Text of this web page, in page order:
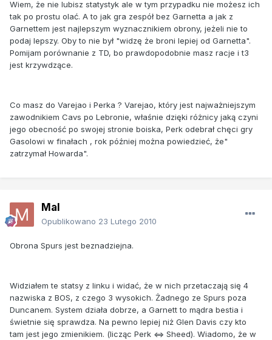
Wiem, że nie lubisz statystyk ale w tym przypadku nie możesz ich
tak po prostu olać. A to jak gra zespół bez Garnetta a jak z
Garnettem jest najlepszym wyznacznikiem obrony, jeżeli nie to
podaj lepszy. Oby to nie był "widzę że broni lepiej od Garnetta".
Pomijam porównanie z TD, bo prawdopodobnie masz racje i t3
jest krzywdzące.
Co masz do Varejao i Perka ? Varejao, który jest najważniejszym
zawodnikiem Cavs po Lebronie, właśnie dzięki różnicy jaką czyni
jego obecność po swojej stronie boiska, Perk odebrał chęci gry
Gasolowi w finałach , rok później można powiedzieć, że"
zatrzymał Howarda".
Mal
Opublikowano 23 Lutego 2010
Obrona Spurs jest beznadziejna.
Widziałem te statsy z linku i widać, że w nich przetaczają się 4
nazwiska z BOS, z czego 3 wysokich. Żadnego ze Spurs poza
Duncanem. System działa dobrze, a Garnett to mądra bestia i
świetnie się sprawdza. Na pewno lepiej niż Glen Davis czy kto
tam jest jego zmienikiem. (licząc Perk <=> Sheed). Wiadomo, że w